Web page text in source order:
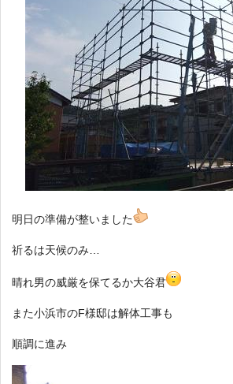
明日の準備が整いました
祈るは天候のみ…
晴れ男の威厳を保てるか大谷君
また小浜市のF様邸は解体工事も
順調に進み